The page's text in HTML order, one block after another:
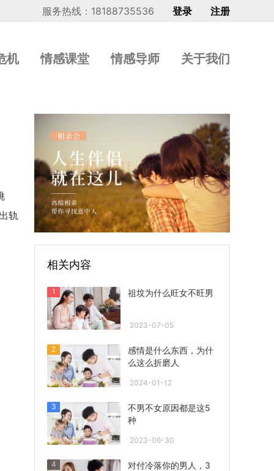
服务热线：18188735536 登录 注册
机 情感课堂 情感导师 关于我们
轨
相关内容
1 祖坟为什么旺女不旺男
2023-07-05
2
感情是什么东西，为什
么这么折磨人
2024-01-12
3
不男不女原因都是这5
种
2023-06-30
4
对付冷落你的男人，3